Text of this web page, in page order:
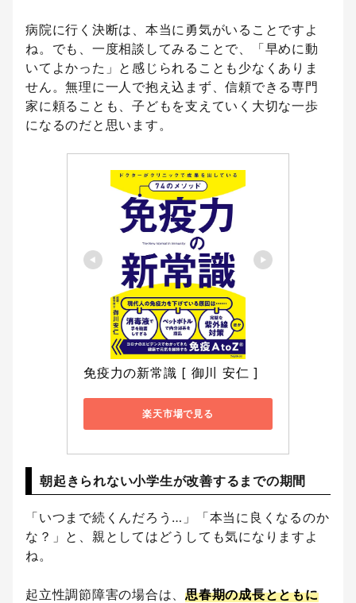
病院に行く決断は、本当に勇気がいることですよ
ね。でも、一度相談してみることで、「早めに動
いてよかった」と感じられることも少なくありま
せん。無理に一人で抱え込まず、信頼できる専門
家に頼ることも、子どもを支えていく大切な一歩
になるのだと思います。
免疫力の新常識 [ 御川 安仁 ]
楽天市場で見る
朝起きられない小学生が改善するまでの期間
「いつまで続くんだろう…」「本当に良くなるのか
な？」と、親としてはどうしても気になりますよ
ね。
起立性調節障害の場合は、 思春期の成長とともに